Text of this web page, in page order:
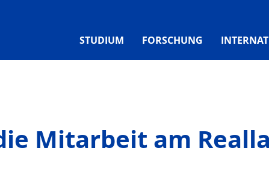
STUDIUM FORSCHUNG
Mitarbeit am